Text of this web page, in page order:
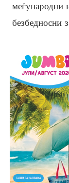
меѓународни
безбедносни